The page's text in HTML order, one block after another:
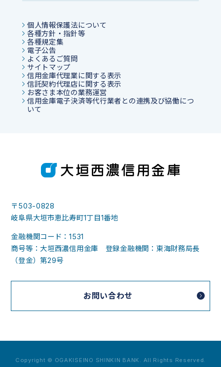
個人情報保護法について
各種方針・指針等
各種規定集
電子公告
よくあるご質問
サイトマップ
信用金庫代理業に関する表示
信託契約代理店に関する表示
お客さま本位の業務運営
信用金庫電子決済等代行業者との連携及び協働につ
いて
〒503-0828
岐阜県大垣市恵比寿町1丁目1番地
金融機関コード：1531
商号等：大垣西濃信用金庫 登録金融機関：東海財務局長
（登金）第29号
お問い合わせ
Copyright © OGAKISEINO SHINKIN BANK. All Rights Reserved.